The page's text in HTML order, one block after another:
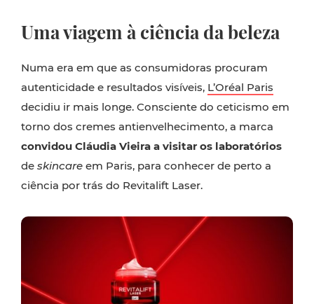
Uma viagem à ciência da beleza
Numa era em que as consumidoras procuram
autenticidade e resultados visíveis, L’Oréal Paris
decidiu ir mais longe. Consciente do ceticismo em
torno dos cremes antienvelhecimento, a marca
convidou Cláudia Vieira a visitar os laboratórios
de skincare em Paris, para conhecer de perto a
ciência por trás do Revitalift Laser.